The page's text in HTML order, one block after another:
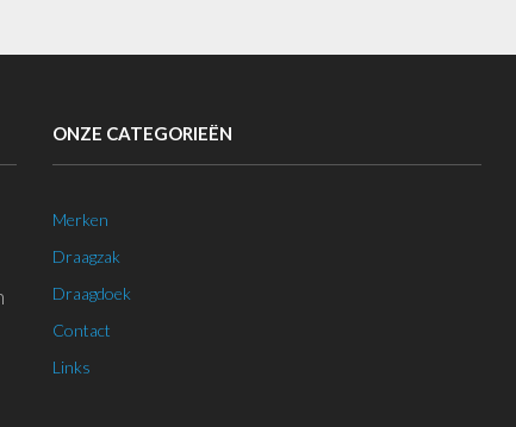
ONZE CATEGORIEËN
Merken
Draagzak
Draagdoek
Contact
Links